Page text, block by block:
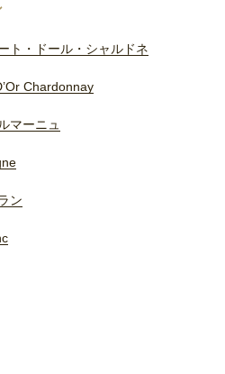
ト・ドール・シャルドネ
Chardonnay
マーニュ
ン